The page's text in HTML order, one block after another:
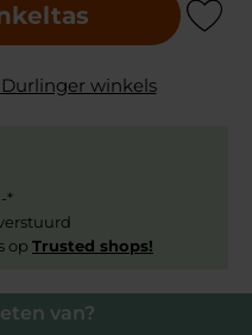
van?
Add to
winkels
*
op Trusted shops!